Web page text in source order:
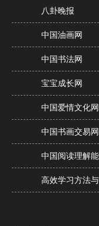
八卦晚报
中国油画网
中国书法网
宝宝成长网
中国爱情文化网
中国书画交易网
中国阅读理解
高效学习方法